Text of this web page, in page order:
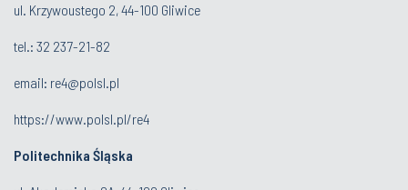
ul. Krzywoustego 2, 44-100 Gliwice
tel.: 32 237-21-82
email: re4@polsl.pl
https://www.polsl.pl/re4
Politechnika Śląska